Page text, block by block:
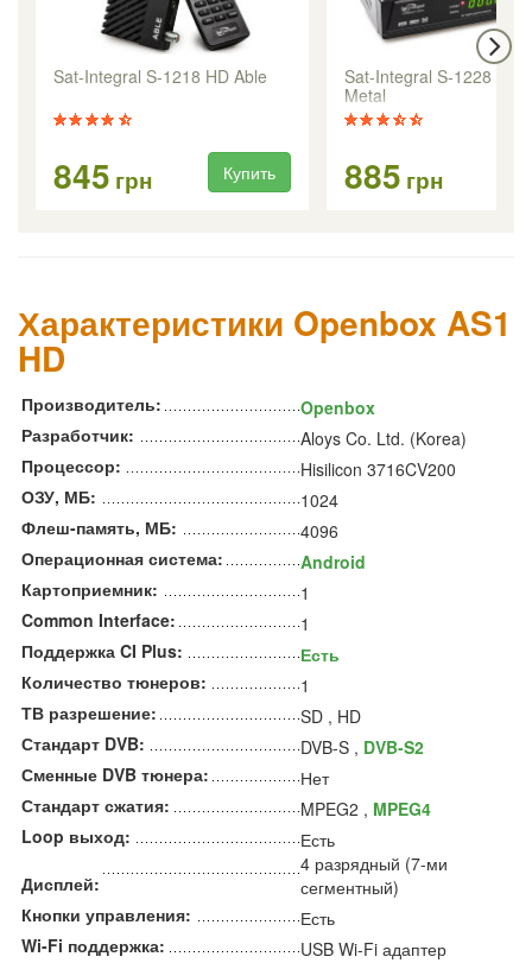
Sat-Integral S-1218 HD Able
845 грн Купить
Sat-Integral S-1228 HD
Metal
885 грн
Характеристики Openbox AS1
HD
Производитель:
Openbox
Разработчик:
Aloys Co. Ltd. (Korea)
Процессор:
Hisilicon 3716CV200
ОЗУ, МБ:
1024
Флеш-память, МБ:
4096
Операционная система:
Android
Картоприемник:
1
Common Interface:
1
Поддержка CI Plus:
Есть
Количество тюнеров:
1
ТВ разрешение:
SD , HD
Стандарт DVB:
DVB-S , DVB-S2
Сменные DVB тюнера:
Нет
Стандарт сжатия:
MPEG2 , MPEG4
Loop выход:
Есть
Дисплей:
4 разрядный (7-ми
сегментный)
Кнопки управления:
Есть
Wi-Fi поддержка:
USB Wi-Fi адаптер